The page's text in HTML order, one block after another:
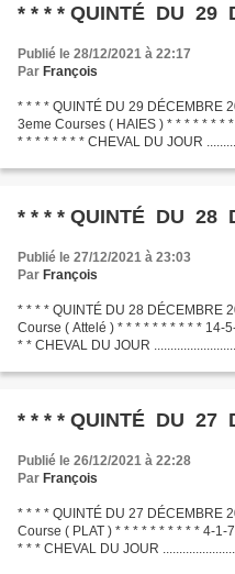
* * * * QUINTÉ DU 29
Publié le 28/12/2021 à 22:17
Par François
* * * * QUINTÉ DU 29 DÉCEMBRE
3eme Courses ( HAIES ) * * * * * * *
* * * * * * * * CHEVAL DU JOUR
* * * * QUINTÉ DU 28
Publié le 27/12/2021 à 23:03
Par François
* * * * QUINTÉ DU 28 DÉCEMBRE
Course ( Attelé ) * * * * * * * * * * 14-
* * CHEVAL DU JOUR
* * * * QUINTÉ DU 27
Publié le 26/12/2021 à 22:28
Par François
* * * * QUINTÉ DU 27 DÉCEMBRE
Course ( PLAT ) * * * * * * * * * * 4-
* * * CHEVAL DU JOUR